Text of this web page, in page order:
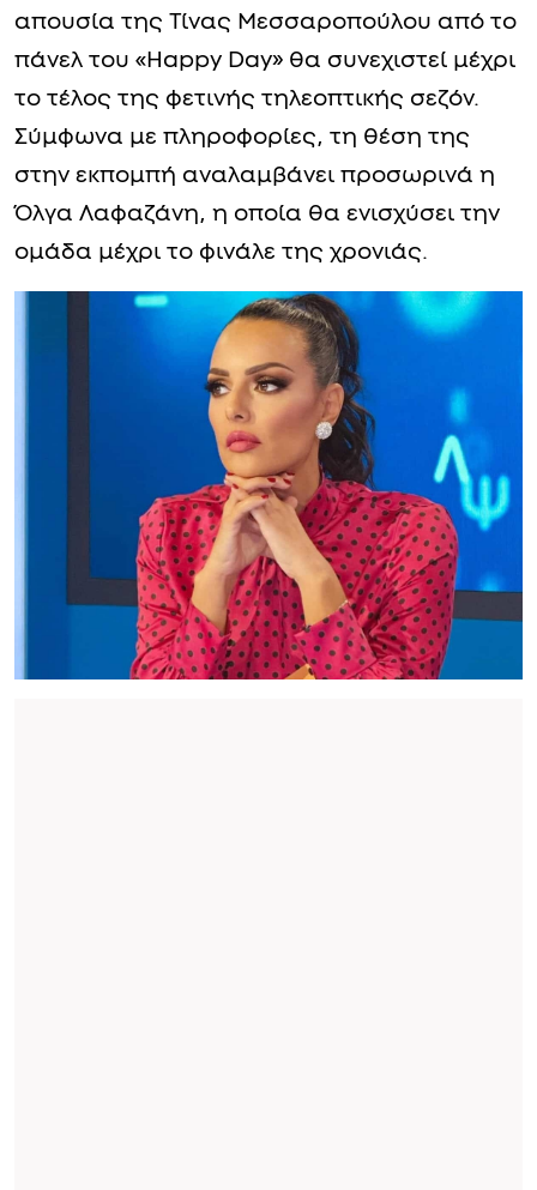
απουσία της Τίνας Μεσσαροπούλου από το
πάνελ του «Happy Day» θα συνεχιστεί μέχρι
το τέλος της φετινής τηλεοπτικής σεζόν.
Σύμφωνα με πληροφορίες, τη θέση της
στην εκπομπή αναλαμβάνει προσωρινά η
Όλγα Λαφαζάνη, η οποία θα ενισχύσει την
ομάδα μέχρι το φινάλε της χρονιάς.